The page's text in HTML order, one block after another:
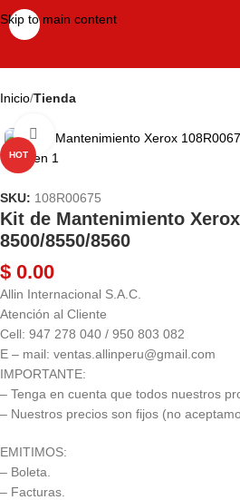
Skip to main content
Inicio Tienda
HOT
Haga clic para ampliar
SKU: 108R00675
Kit de Mantenimiento
8500/8550/8560
$ 0.00
Allin Internacional S.A.C.
Atención al Cliente
Cell: 947 278 040 / 950 803 082
E – mail: ventas.allinperu@gmail.com
IMPORTANTE:
– Tenga en cuenta que todos nuestros
– Nuestros precios son fijos (no
EMITIMOS:
– Boleta.
– Facturas.